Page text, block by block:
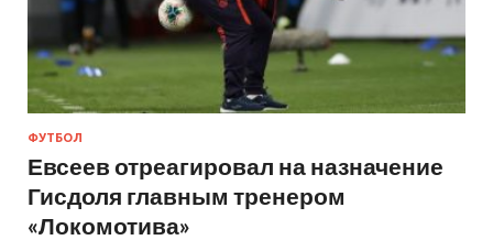
ФУТБОЛ
Евсеев отреагировал на назначение
Гисдоля главным тренером
«Локомотива»